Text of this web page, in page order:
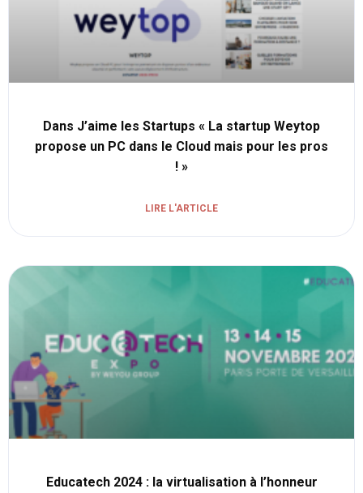
Dans J’aime les Startups « La startup Weytop
propose un PC dans le Cloud mais pour les pros
! »
LIRE L'ARTICLE
Educatech 2024 : la virtualisation à l’honneur